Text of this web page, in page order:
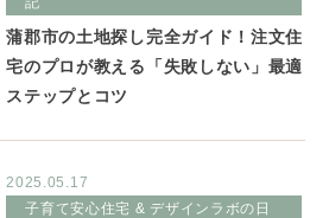
蒲郡市の土地探し完全ガイド！注文住
宅のプロが教える「失敗しない」最適
ステップとコツ
2025.05.17
子育て安心住宅 & デザインラボの日